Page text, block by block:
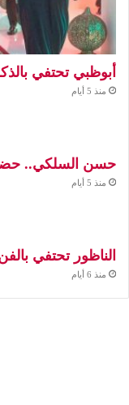
أبوظبي تحتفي
منذ 5 أيام
حسن السلكي..
منذ 5 أيام
الناظور تحتفي
منذ 6 أيام